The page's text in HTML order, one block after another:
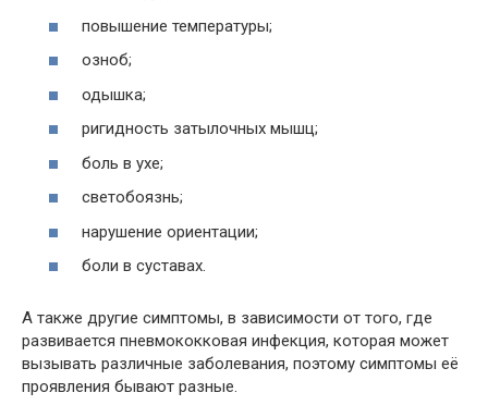
повышение температуры;
озноб;
одышка;
ригидность затылочных мышц;
боль в ухе;
светобоязнь;
нарушение ориентации;
боли в суставах.
А также другие симптомы, в зависимости от того, где
развивается пневмококковая инфекция, которая может
вызывать различные заболевания, поэтому симптомы её
проявления бывают разные.